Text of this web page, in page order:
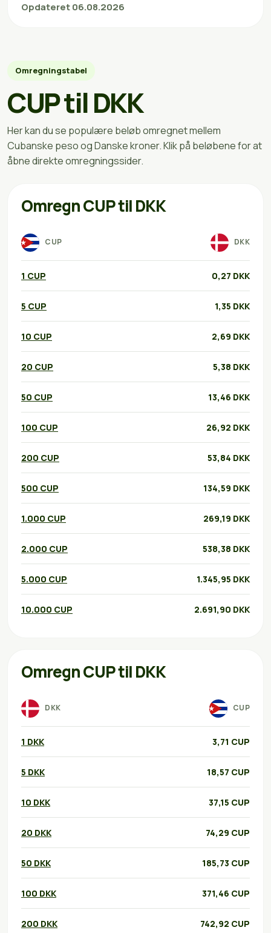
Opdateret 06.08.2026
Omregningstabel
CUP til DKK
Her kan du se populære beløb omregnet mellem
Cubanske peso og Danske kroner. Klik på beløbene for at
åbne direkte omregningssider.
Omregn CUP til DKK
CUP DKK
1 CUP 0,27 DKK
5 CUP 1,35 DKK
10 CUP 2,69 DKK
20 CUP 5,38 DKK
50 CUP 13,46 DKK
100 CUP 26,92 DKK
200 CUP 53,84 DKK
500 CUP 134,59 DKK
1.000 CUP 269,19 DKK
2.000 CUP 538,38 DKK
5.000 CUP 1.345,95 DKK
10.000 CUP 2.691,90 DKK
Omregn CUP til DKK
DKK CUP
1 DKK 3,71 CUP
5 DKK 18,57 CUP
10 DKK 37,15 CUP
20 DKK 74,29 CUP
50 DKK 185,73 CUP
100 DKK 371,46 CUP
200 DKK 742,92 CUP